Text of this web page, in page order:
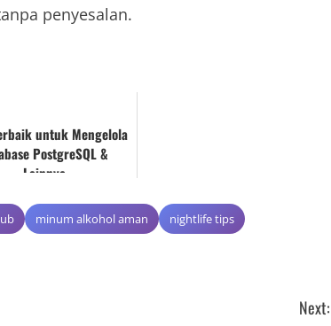
penyesalan.
untuk Mengelola
PostgreSQL &
Lainnya
minum alkohol aman
nightlife tips
Next: